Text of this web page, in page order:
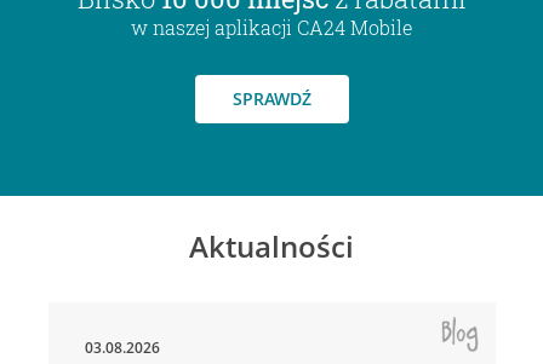
w naszej aplikacji CA24 Mobile
SPRAWDŹ
Aktualności
03.08.2026